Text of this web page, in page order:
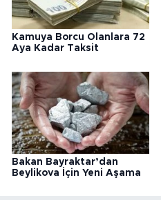
Kamuya Borcu Olanlara 72
Aya Kadar Taksit
Bakan Bayraktar’dan
Beylikova İçin Yeni Aşama